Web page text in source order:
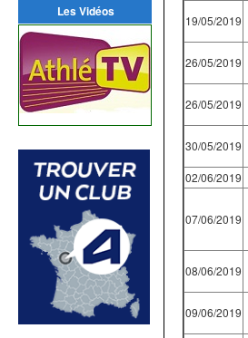
Les Vidéos
19/05/2019
26/05/2019
26/05/2019
30/05/2019
02/06/2019
07/06/2019
08/06/2019
09/06/2019